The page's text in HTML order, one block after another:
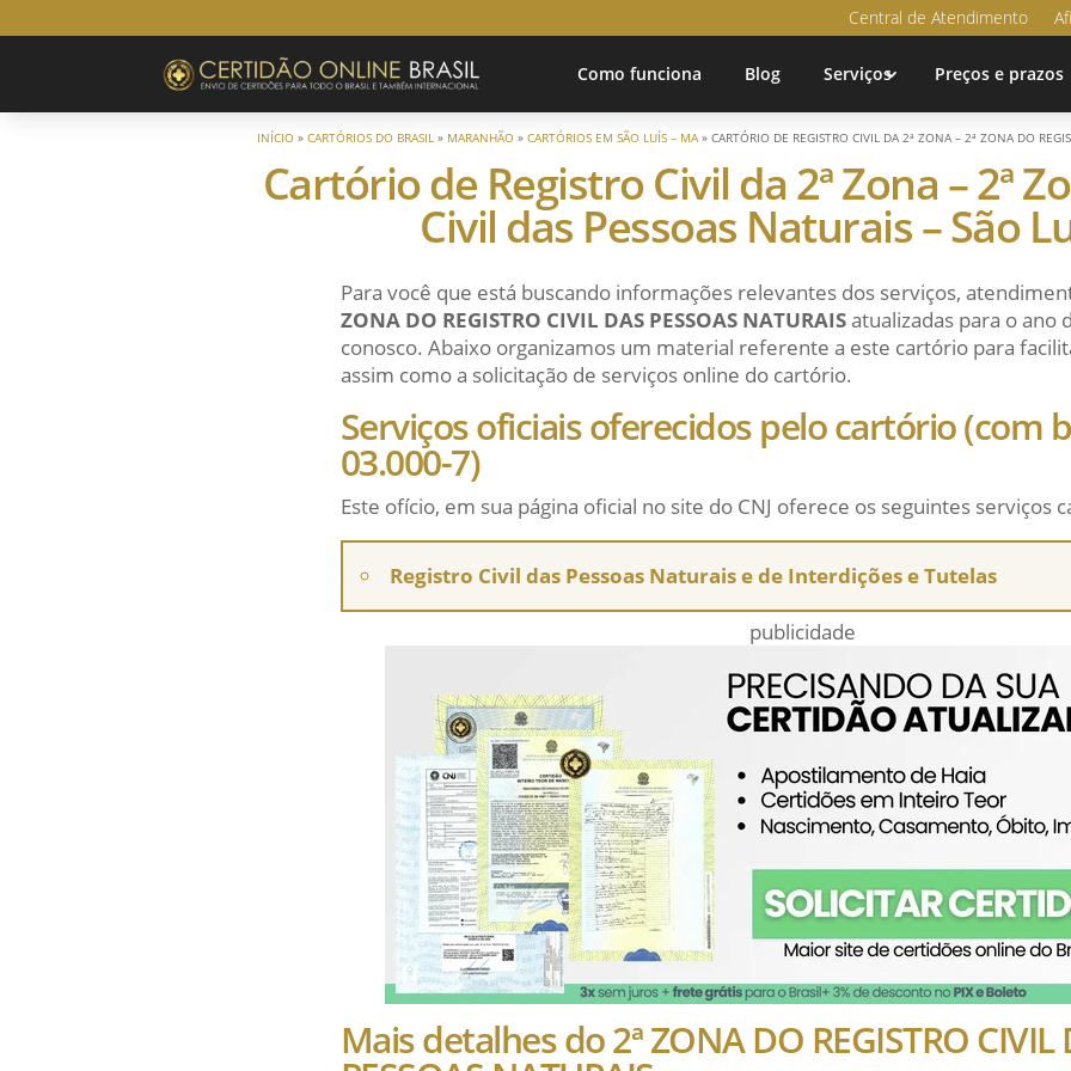
Central de Atendimento
Como funciona Blog Serviços Preços e prazos
INÍCIO» CARTÓRIOS DO BRASIL » MARANHÃO» CARTÓRIOS EM SÃO LUÍS – MA» CARTÓRIO DE REGISTRO CIVIL DA 2ª ZONA – 2ª ZONA DO
Cartório de Registro Civil da 2ª Zona – 2ª
Civil das Pessoas Naturais – São
Para você que está buscando informações relevantes dos serviços,
ZONA DO REGISTRO CIVIL DAS PESSOAS NATURAISatualizadas para o ano
conosco. Abaixo organizamos um material referente a este cartório para
assim como a solicitação de serviços online do cartório.
Serviços oficiais oferecidos pelo cartório (com
03.000-7)
Este ofício, em sua página oficial no site do CNJ oferece os seguintes serviços
Registro Civil das Pessoas Naturais e de Interdições e Tutelas
publicidade
Mais detalhes do 2ª ZONA DO REGISTRO CIVIL